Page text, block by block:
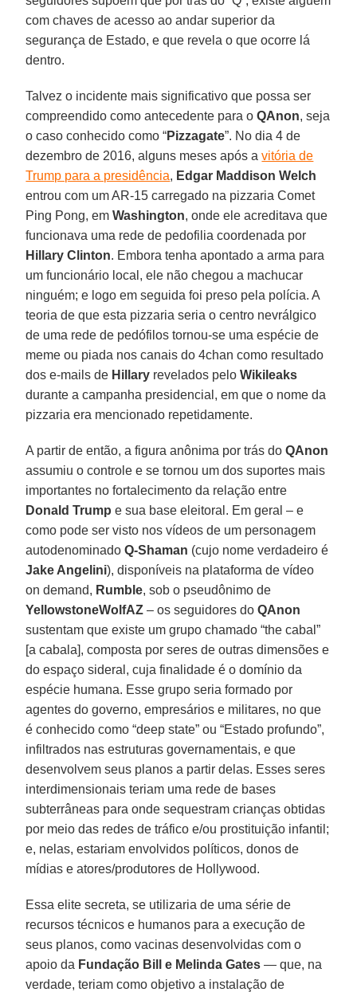
com chaves de acesso ao andar superior da
segurança de Estado, e que revela o que ocorre lá
dentro.
Talvez o incidente mais significativo que possa ser
compreendido como antecedente para oQAnon, seja
o caso conhecido como “Pizzagate”. No dia 4 de
dezembro de 2016, alguns meses após avitória de
Trump para a presidência, Edgar Maddison Welch
entrou com um AR-15 carregado na pizzaria Comet
Ping Pong, emWashington, onde ele acreditava que
funcionava uma rede de pedofilia coordenada por
Hillary Clinton. Embora tenha apontado a arma para
um funcionário local, ele não chegou a machucar
ninguém; e logo em seguida foi preso pela polícia. A
teoria de que esta pizzaria seria o centro nevrálgico
de uma rede de pedófilos tornou-se uma espécie de
meme ou piada nos canais do 4chan como resultado
dos e-mails de Hillary revelados peloWikileaks
durante a campanha presidencial, em que o nome da
pizzaria era mencionado repetidamente.
A partir de então, a figura anônima por trás doQAnon
assumiu o controle e se tornou um dos suportes mais
importantes no fortalecimento da relação entre
Donald Trump e sua base eleitoral. Em geral – e
como pode ser visto nos vídeos de um personagem
autodenominadoQ-Shaman (cujo nome verdadeiro é
Jake Angelini), disponíveis na plataforma de vídeo
on demand, Rumble, sob o pseudônimo de
YellowstoneWolfAZ – os seguidores doQAnon
sustentam que existe um grupo chamado “the cabal”
[a cabala], composta por seres de outras dimensões e
do espaço sideral, cuja finalidade é o domínio da
espécie humana. Esse grupo seria formado por
agentes do governo, empresários e militares, no que
é conhecido como “deep state” ou “Estado profundo”,
infiltrados nas estruturas governamentais, e que
desenvolvem seus planos a partir delas. Esses seres
interdimensionais teriam uma rede de bases
subterrâneas para onde sequestram crianças obtidas
por meio das redes de tráfico e/ou prostituição infantil;
e, nelas, estariam envolvidos políticos, donos de
mídias e atores/produtores de Hollywood.
Essa elite secreta, se utilizaria de uma série de
recursos técnicos e humanos para a execução de
seus planos, como vacinas desenvolvidas com o
apoio da Fundação Bill e Melinda Gates — que, na
verdade, teriam como objetivo a instalação de